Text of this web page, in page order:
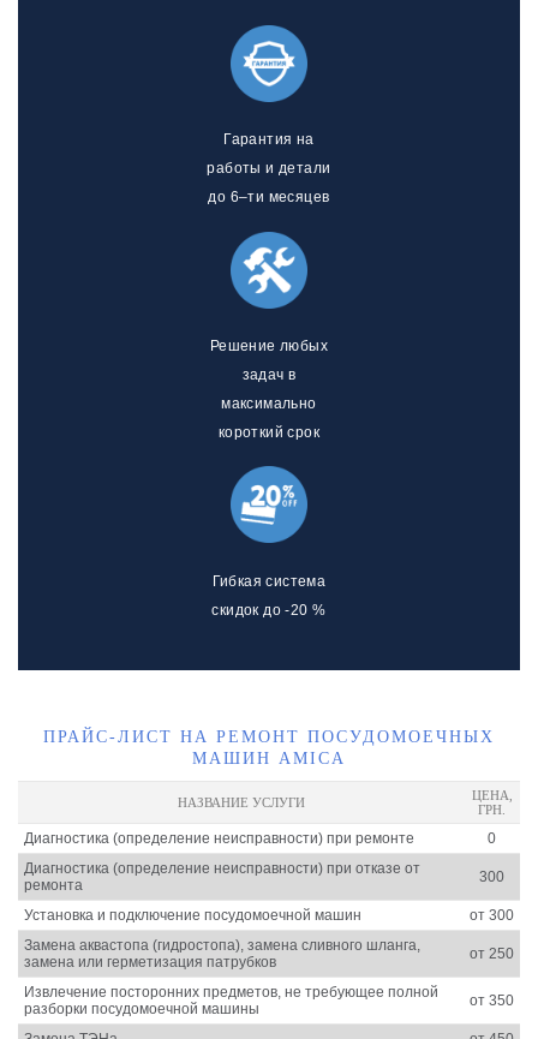
Гарантия на
работы и детали
до 6–ти месяцев
Решение любых
задач в
максимально
короткий срок
Гибкая система
скидок до -20 %
ПРАЙС-ЛИСТ НА РЕМОНТ ПОСУДОМОЕЧНЫХ
МАШИН AMICA
НАЗВАНИЕ УСЛУГИ
ЦЕНА,
ГРН.
Диагностика (определение неисправности) при ремонте
0
Диагностика (определение неисправности) при отказе от
ремонта
300
Установка и подключение посудомоечной машин
от 300
Замена аквастопа (гидростопа), замена сливного шланга,
замена или герметизация патрубков
от 250
Извлечение посторонних предметов, не требующее полной
разборки посудомоечной машины
от 350